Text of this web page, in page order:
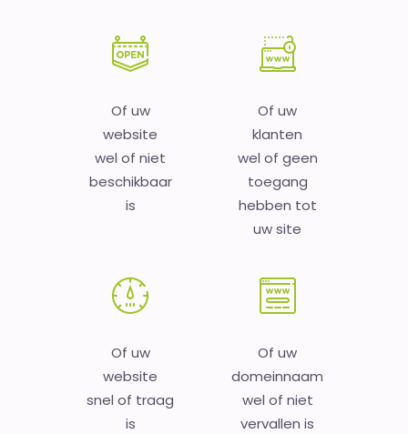
Of uw
website
wel of niet
beschikbaar
is
Of uw
klanten
wel of geen
toegang
hebben tot
uw site
Of uw
website
snel of traag
is
Of uw
domeinnaam
wel of niet
vervallen is